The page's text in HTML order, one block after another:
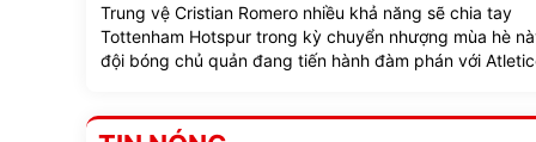
Trung vệ Cristian Romero nhiều khả năng sẽ chia tay
Tottenham Hotspur trong kỳ chuyển nhượng mùa hè
đội bóng chủ quản đang tiến hành đàm phán với
Barcelona.